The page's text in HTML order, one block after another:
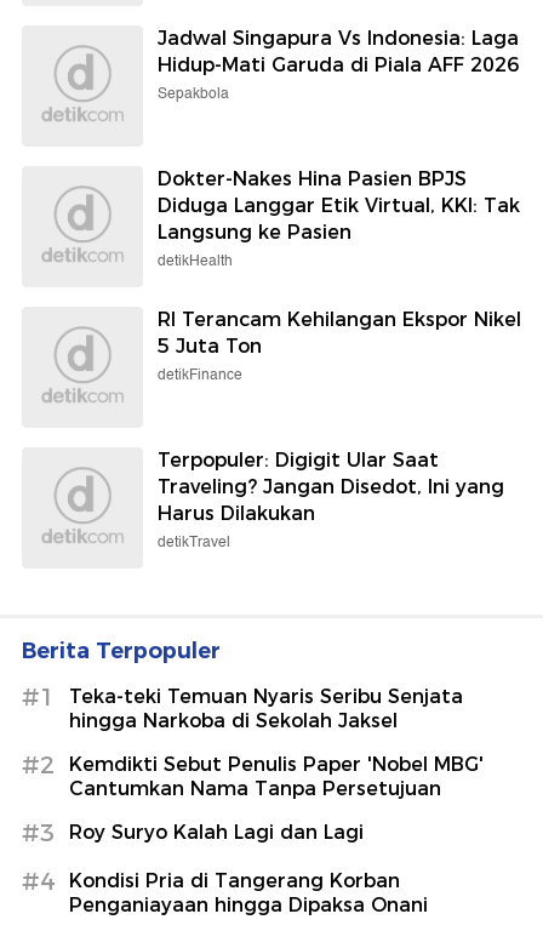
Jadwal Singapura Vs Indonesia: Laga
Hidup-Mati Garuda di Piala AFF 2026
Sepakbola
Dokter-Nakes Hina Pasien BPJS
Diduga Langgar Etik Virtual, KKI: Tak
Langsung ke Pasien
detikHealth
RI Terancam Kehilangan Ekspor Nikel
5 Juta Ton
detikFinance
Terpopuler: Digigit Ular Saat
Traveling? Jangan Disedot, Ini yang
Harus Dilakukan
detikTravel
Berita Terpopuler
#1
Teka-teki Temuan Nyaris Seribu Senjata
hingga Narkoba di Sekolah Jaksel
#2
Kemdikti Sebut Penulis Paper 'Nobel MBG'
Cantumkan Nama Tanpa Persetujuan
#3 Roy Suryo Kalah Lagi dan Lagi
#4
Kondisi Pria di Tangerang Korban
Penganiayaan hingga Dipaksa Onani